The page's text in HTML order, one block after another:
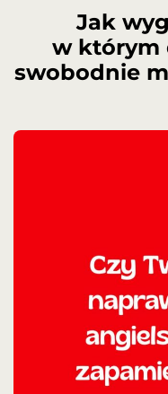
Jak
w którym
swobodnie